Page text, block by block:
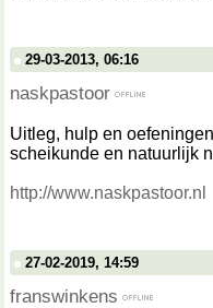
29-03-2013, 06:16
naskpastoor
Uitleg, hulp en
scheikunde en natuurlijk
http://www.naskpastoor.nl
27-02-2019, 14:59
franswinkens